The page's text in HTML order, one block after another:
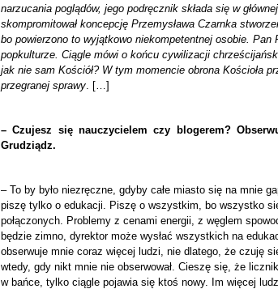
narzucania poglądów, jego podręcznik składa się w
skompromitował koncepcję Przemysława Czarnka
bo powierzono to wyjątkowo niekompetentnej osobie.
popkulturze. Ciągle mówi o końcu cywilizacji
jak nie sam Kościół? W tym momencie obrona Kościoła
przegranej sprawy. […]
– Czujesz się nauczycielem czy blogerem?
Grudziądz.
– To by było niezręczne, gdyby całe miasto się na mnie
piszę tylko o edukacji. Piszę o wszystkim, bo wszystko
połączonych. Problemy z cenami energii, z węglem
będzie zimno, dyrektor może wysłać wszystkich na
obserwuje mnie coraz więcej ludzi, nie dlatego, że czuję
wtedy, gdy nikt mnie nie obserwował. Cieszę się, że
w bańce, tylko ciągle pojawia się ktoś nowy. Im więcej